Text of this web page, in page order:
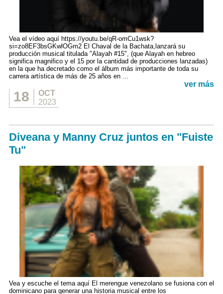
Vea el vídeo aquí https://youtu.be/qR-omCu1wsk?
si=zo8EF3bsGKwlOGm2 El Chaval de la Bachata,lanzará su
producción musical titulada "Alayah #15", (que Alayah en hebreo
significa magnifico y el 15 por la cantidad de producciones lanzadas)
en la que ha decretado como el álbum más importante de toda su
carrera artística de más de 25 años en ...
ver más
18
OCT
2023
Diveana y Manny Cruz juntos en "Fuiste
Tu"
Vea y escuche el tema aquí El merengue venezolano se fusiona con el
dominicano para generar una historia musical entre los